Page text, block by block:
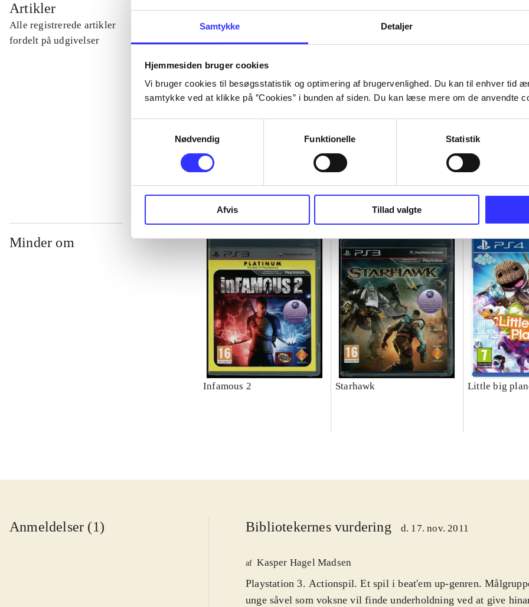
Samtykke Detaljer
Hjemmesiden bruger cookies
Vi bruger cookies til besøgsstatistik og optimering af brugervenlighed. Du kan til enhver tid
samtykke ved at klikke på ”Cookies” i bunden af siden. Du kan læse mere om de anvendte
Nødvendig
Funktionelle Statistik
Afvis Tillad valgte
Artikler
Alle registrerede artikler
fordelt på udgivelser
...
Minder om
Infamous 2 Starhawk Little big
Anmeldelser (1) Bibliotekernes vurdering d. 17. nov. 2011
af Kasper Hagel Madsen
Playstation 3. Actionspil. Et spil i beat'em up-genren.
unge såvel som voksne vil finde underholdning ved at give